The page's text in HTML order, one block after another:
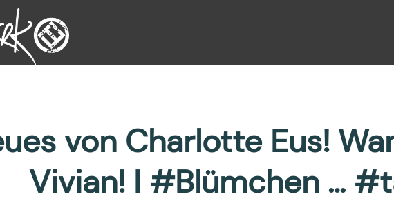
von Charlotte Eus!
Vivian! I #Blümchen …